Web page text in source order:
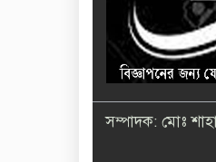
সম্পাদক: মোঃ